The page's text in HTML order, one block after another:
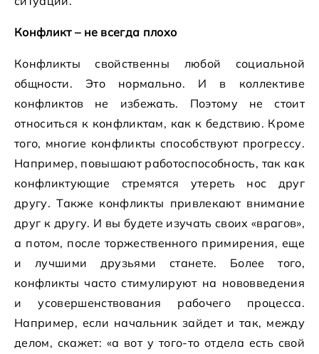
Конфликт – не всегда плохо
Конфликты свойственны любой социальной
общности. Это нормально. И в коллективе
конфликтов не избежать. Поэтому не стоит
относиться к конфликтам, как к бедствию. Кроме
того, многие конфликты способствуют прогрессу.
Например, повышают работоспособность, так как
конфликтующие стремятся утереть нос друг
другу. Также конфликты привлекают внимание
друг к другу. И вы будете изучать своих «врагов»,
а потом, после торжественного примирения, еще
и лучшими друзьями станете. Более того,
конфликты часто стимулируют на нововведения
и усовершенствования рабочего процесса.
Например, если начальник зайдет и так, между
делом, скажет: «а вот у того-то отдела есть свой